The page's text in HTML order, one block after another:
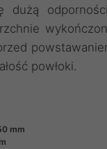
dużą
powłoki.
mm